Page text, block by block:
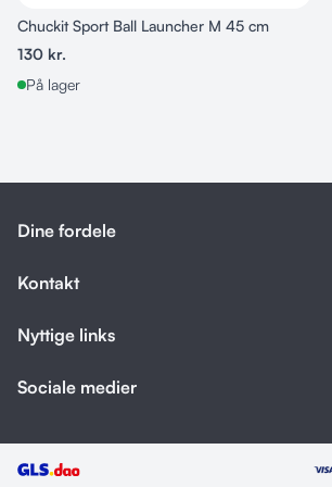
Chuckit Sport Ball Launcher M 45 cm
130 kr.
På lager
Dine fordele
Kontakt
Nyttige links
Sociale medier